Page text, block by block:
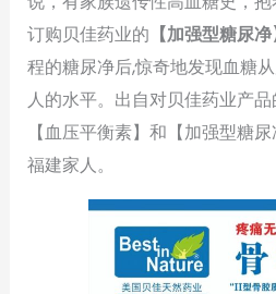
订购贝佳药业的 【加强型糖尿净】
程的糖尿净后,惊奇地发现血糖
人的水平。出自对贝佳药业产
【血压平衡素】和【加强型糖
福建家人。